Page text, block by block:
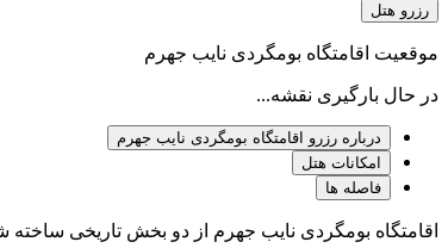
رزرو هتل
موقعیت اقامتگاه بومگردی نایب جهرم
در حال بارگیری نقشه...
درباره رزرو اقامتگاه بومگردی نایب جهرم
امکانات هتل
فاصله ها
اقامتگاه بومگردی نایب جهرم از دو بخش تاریخی